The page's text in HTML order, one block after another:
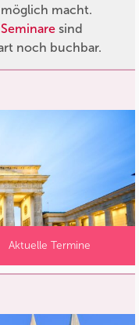
macht.
sind
noch buchbar.
Aktuelle Termine